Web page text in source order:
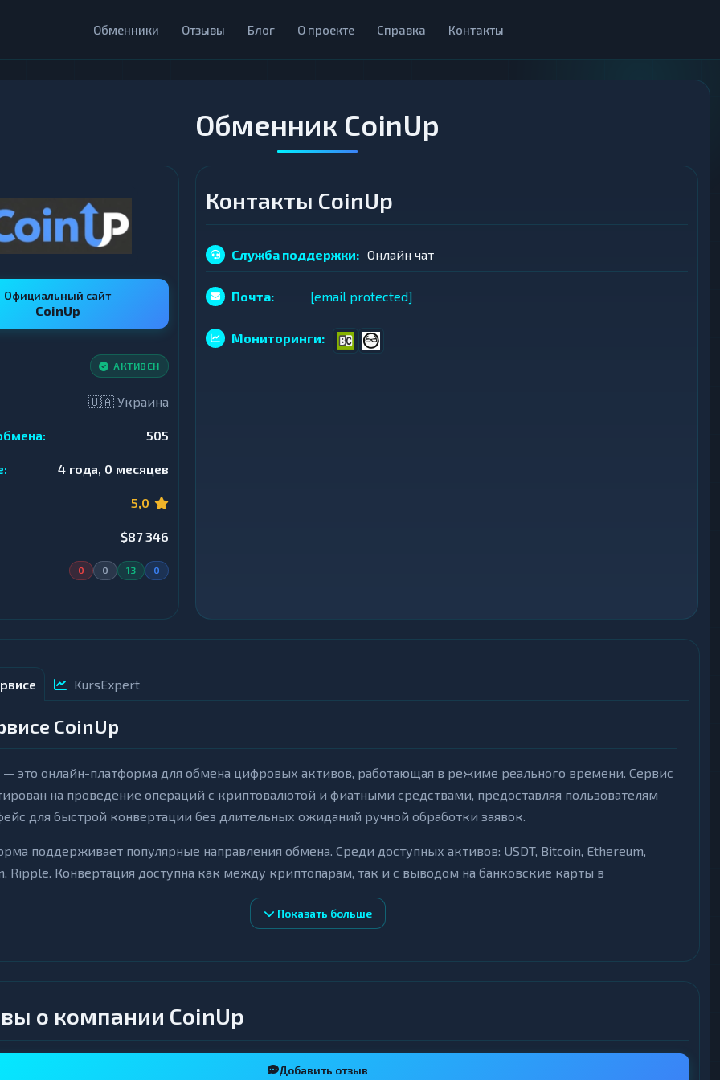
Обменники Отзывы Блог О проекте Справка Контакты
Обменник CoinUp
Официальный сайт
CoinUp
АКТИВЕН
🇺🇦 Украина
505
4 года, 0 месяцев
5,0
$87 346
0 0 13 0
Контакты CoinUp
Служба поддержки: Онлайн чат
Почта: [email protected]
Мониторинги:
KursExpert
CoinUp
— это онлайн-платформа для обмена цифровых активов, работающая в режиме реального времени. Сервис
на проведение операций с криптовалютой и фиатными средствами, предоставляя пользователям
для быстрой конвертации без длительных ожиданий ручной обработки заявок.
поддерживает популярные направления обмена. Среди доступных активов: USDT, Bitcoin, Ethereum,
Ripple. Конвертация доступна как между криптопарам, так и с выводом на банковские карты в
валютах, включая гривну. Актуальные курсы и лимиты операций отображаются в интерфейсе
операций.
поддержка: связь с оператором доступна через встроенный чат для решения вопросов в процессе
Показать больше
о компании CoinUp
Добавить отзыв